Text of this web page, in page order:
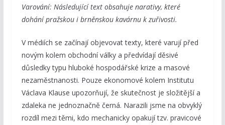
Varování: Následující text obsahuje narativy, které
dohání pražskou i brněnskou kavárnu k zuřivosti.
V médiích se začínají objevovat texty, které varují před
novým kolem obchodní války a předvídají děsivé
důsledky typu hluboké hospodářské krize a masové
nezaměstnanosti. Pouze ekonomové kolem Institutu
Václava Klause upozorňují, že skutečnost je složitější a
zdaleka ne jednoznačně černá. Narazili jsme na obvyklý
rozdíl mezi těmi, kdo mechanicky opakují tzv. pravicové